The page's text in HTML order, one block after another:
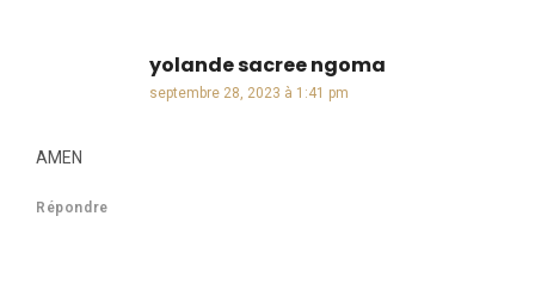
yolande sacree ngoma
septembre 28, 2023 à 1:41 pm
AMEN
Répondre